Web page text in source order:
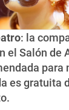
: la
el Salón de
para
es gratuita